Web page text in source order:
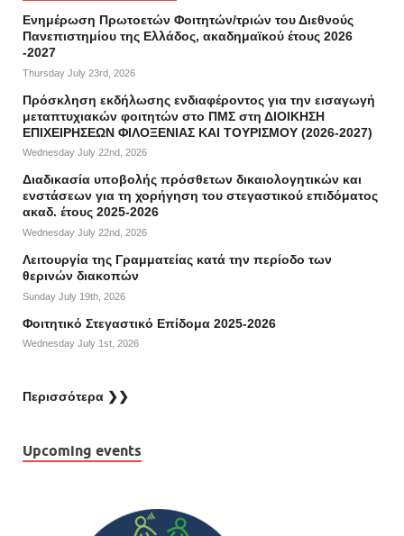
Ενημέρωση Πρωτοετών Φοιτητών/τριών του Διεθνούς
Πανεπιστημίου της Ελλάδος, ακαδημαϊκού έτους 2026
-2027
Thursday July 23rd, 2026
Πρόσκληση εκδήλωσης ενδιαφέροντος για την εισαγωγή
μεταπτυχιακών φοιτητών στο ΠΜΣ στη ΔΙΟΙΚΗΣΗ
ΕΠΙΧΕΙΡΗΣΕΩΝ ΦΙΛΟΞΕΝΙΑΣ ΚΑΙ ΤΟΥΡΙΣΜΟΥ (2026-2027)
Wednesday July 22nd, 2026
Διαδικασία υποβολής πρόσθετων δικαιολογητικών και
ενστάσεων για τη χορήγηση του στεγαστικού επιδόματος
ακαδ. έτους 2025-2026
Wednesday July 22nd, 2026
Λειτουργία της Γραμματείας κατά την περίοδο των
θερινών διακοπών
Sunday July 19th, 2026
Φοιτητικό Στεγαστικό Επίδομα 2025-2026
Wednesday July 1st, 2026
Περισσότερα ❯❯
Upcoming events